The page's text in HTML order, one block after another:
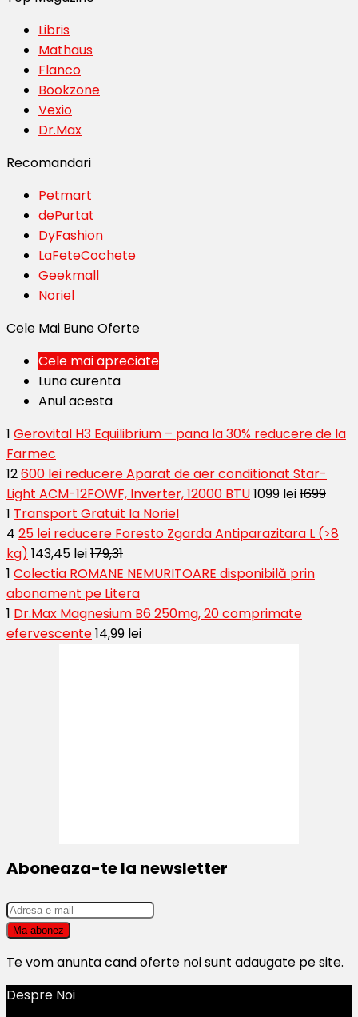
Libris
Mathaus
Flanco
Bookzone
Vexio
Dr.Max
Recomandari
Petmart
dePurtat
DyFashion
LaFeteCochete
Geekmall
Noriel
Cele Mai Bune Oferte
Cele mai apreciate
Luna curenta
Anul acesta
1 Gerovital H3 Equilibrium – pana la 30% reducere de la
Farmec
12600 lei reducere Aparat de aer conditionat Star-
Light ACM-12FOWF, Inverter, 12000 BTU1099 lei1699
1 Transport Gratuit la Noriel
4 25 lei reducere Foresto Zgarda Antiparazitara L (>8
kg) 143,45 lei179,31
1 Colectia ROMANE NEMURITOARE disponibilă prin
abonament pe Litera
1 Dr.Max Magnesium B6 250mg, 20 comprimate
efervescente14,99 lei
Aboneaza-te la newsletter
Te vom anunta cand oferte noi sunt adaugate pe site.
Despre Noi